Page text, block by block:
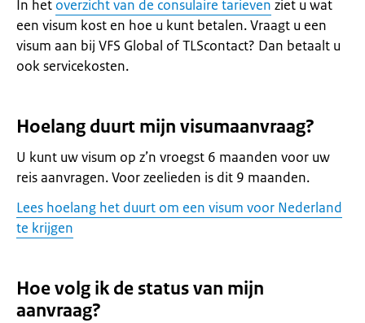
In het overzicht van de consulaire tarieven ziet u wat
een visum kost en hoe u kunt betalen. Vraagt u een
visum aan bij VFS Global of TLScontact? Dan betaalt u
ook servicekosten.
Hoelang duurt mijn visumaanvraag?
U kunt uw visum op z’n vroegst 6 maanden voor uw
reis aanvragen. Voor zeelieden is dit 9 maanden.
Lees hoelang het duurt om een visum voor Nederland
te krijgen
Hoe volg ik de status van mijn
aanvraag?